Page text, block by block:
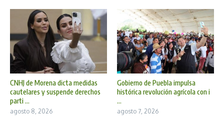
CNHJ de Morena dicta medidas
cautelares y suspende derechos
parti ...
agosto 8, 2026
Gobierno de Puebla impulsa
histórica revolución agrícola con i
...
agosto 7, 2026